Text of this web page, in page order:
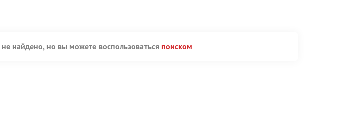
не найдено, но вы можете воспользоваться поиском